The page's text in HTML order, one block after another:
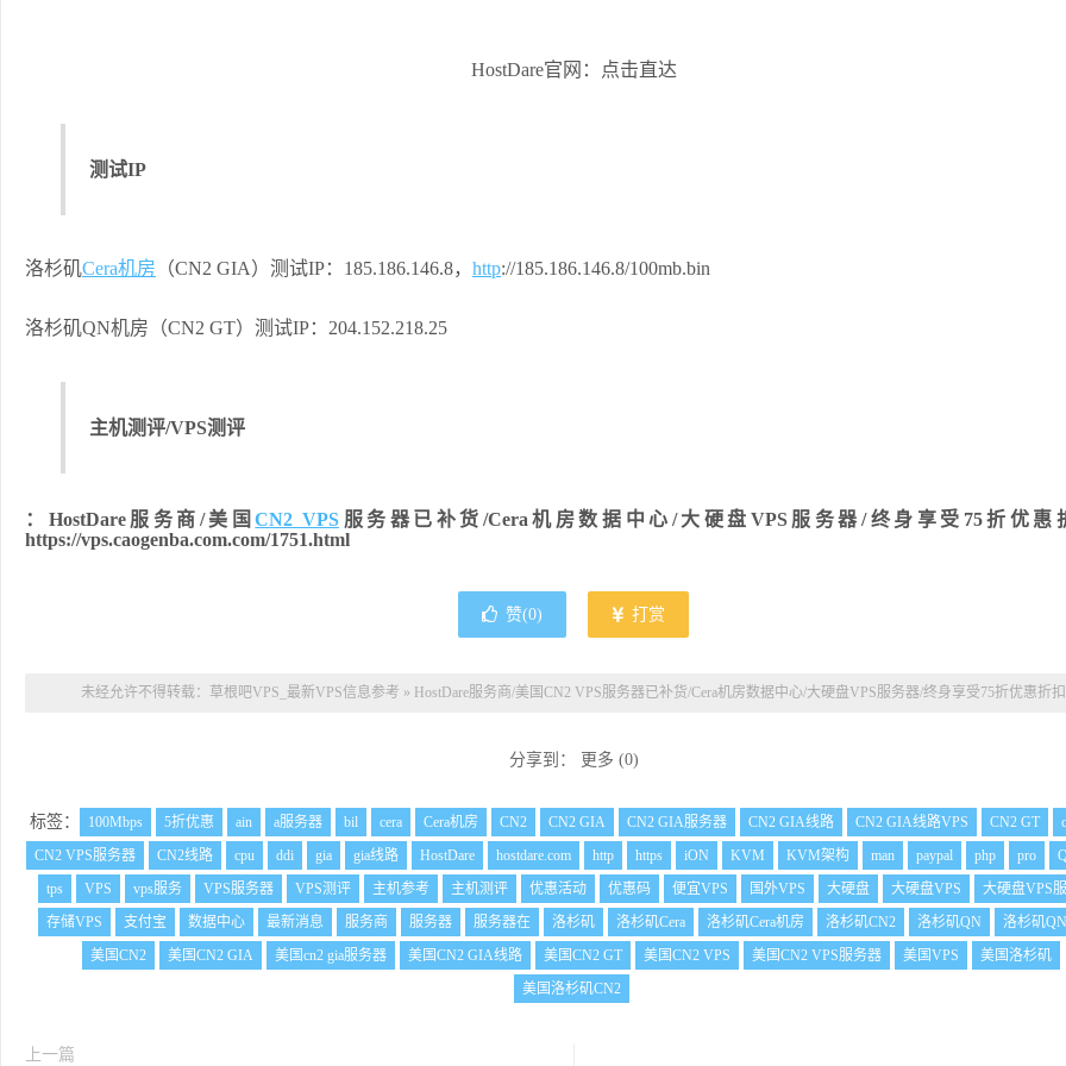
HostDare官网：点击直达
测试IP
洛杉矶Cera机房 （CN2 GIA）测试IP：185.186.146.8， http://185.186.146.8/100mb.bin
洛杉矶QN机房（CN2 GT）测试IP：204.152.218.25
主机测评/VPS测评
：HostDare服务商/美国CN2 VPS服务器已补货/Cera机房数据中心/大硬盘VPS服务器/终身享受75折优惠
https://vps.caogenba.com.com/1751.html
赞(0) 打赏
未经允许不得转载： 草根吧VPS_最新VPS信息参考 » HostDare服务商/美国CN2 VPS服务器已补货/Cera机房数据中心/大硬盘VPS服务器/终身享受75折优惠折扣
分享到： 更多 (0)
标签： 100Mbps 5折优惠 ain a服务器 bil cera Cera机房 CN2 CN2 GIA CN2 GIA服务器 CN2 GIA线路 CN2 GIA线路VPS CN2 GT
CN2 VPS服务器
CN2线路 cpu ddi gia gia线路 HostDare hostdare.com http https iON KVM KVM架构 man paypal php pro
tps
VPS vps服务 VPS服务器 VPS测评 主机参考 主机测评 优惠活动 优惠码 便宜VPS 国外VPS 大硬盘 大硬盘VPS
大硬盘VPS
存储VPS
支付宝 数据中心 最新消息 服务商 服务器 服务器在 洛杉矶 洛杉矶Cera 洛杉矶Cera机房 洛杉矶CN2 洛杉矶QN
洛杉矶
美国CN2
美国CN2 GIA 美国cn2 gia服务器 美国CN2 GIA线路 美国CN2 GT 美国CN2 VPS 美国CN2 VPS服务器 美国VPS
美国洛杉矶
美国洛杉矶CN2
上一篇